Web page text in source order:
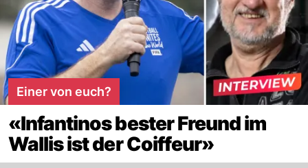
Einer von euch?
«Infantinos bester Freund im
Wallis ist der Coiffeur»